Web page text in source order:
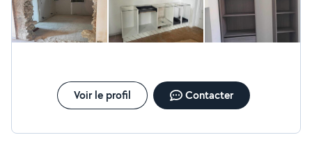
Voir le profil Contacter